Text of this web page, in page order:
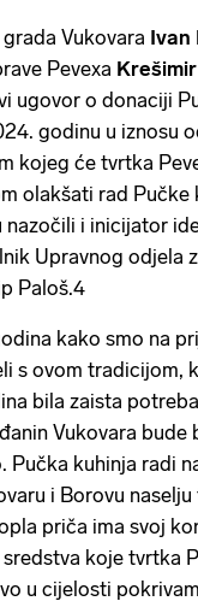
Vukovara Ivan
Pevexa
ugovor o donaciji
godinu u iznosu
kojeg će tvrtka
olakšati rad Pučke
nazočili i inicijator
Upravnog odjela
Paloš.4
kako smo na
s ovom tradicijom,
bila zaista
Vukovara bude
Pučka kuhinja radi
i Borovu naselju
priča ima svoj
koje tvrtka
u cijelosti